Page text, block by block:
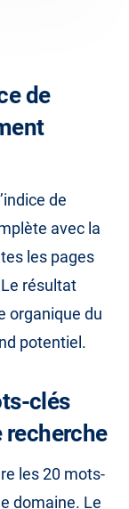
de
de
avec la
les pages
résultat
organique du
potentiel.
clés
recherche
les 20 mots-
domaine. Le